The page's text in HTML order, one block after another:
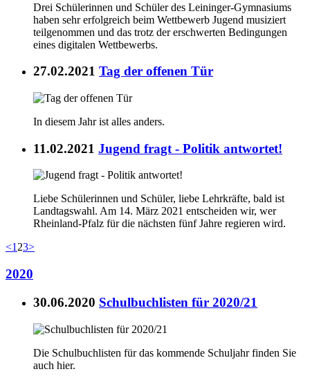
Drei Schülerinnen und Schüler des Leininger-Gymnasiums
haben sehr erfolgreich beim Wettbewerb Jugend musiziert
teilgenommen und das trotz der erschwerten Bedingungen
eines digitalen Wettbewerbs.
27.02.2021 Tag der offenen Tür
In diesem Jahr ist alles anders.
11.02.2021 Jugend fragt - Politik antwortet!
Liebe Schülerinnen und Schüler, liebe Lehrkräfte, bald ist
Landtagswahl. Am 14. März 2021 entscheiden wir, wer
Rheinland-Pfalz für die nächsten fünf Jahre regieren wird.
<123>
2020
30.06.2020 Schulbuchlisten für 2020/21
Die Schulbuchlisten für das kommende Schuljahr finden Sie
auch hier.